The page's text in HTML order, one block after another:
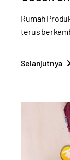
Rumah
terus
Selanjutnya